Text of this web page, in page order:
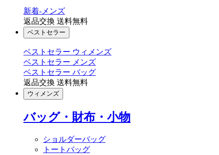
新着-メンズ
返品交換 送料無料
ベストセラー
ベストセラー ウィメンズ
ベストセラー メンズ
ベストセラー バッグ
返品交換 送料無料
ウィメンズ
バッグ・財布・小物
ショルダーバッグ
トートバッグ